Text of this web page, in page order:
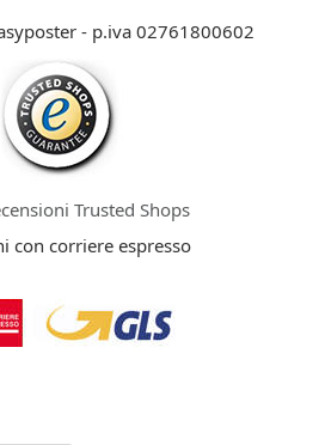
- p.iva 02761800602
Trusted Shops
con corriere espresso